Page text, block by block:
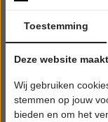
Jade Mintjens
Theater De
Valkenswaard
CABARET
Toestemming
Deze website
Wij gebruiken
stemmen op jouw
bieden en om het